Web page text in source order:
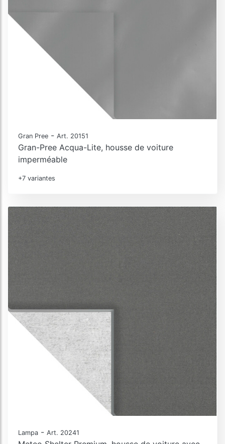
Gran Pree - Art. 20151
Gran-Pree Acqua-Lite, housse de voiture
imperméable
+7 variantes
Lampa - Art. 20241